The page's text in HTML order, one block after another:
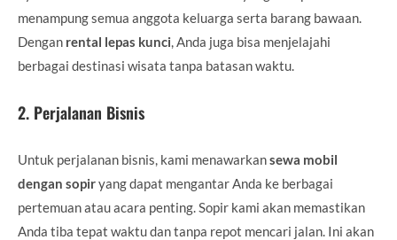
menampung semua anggota keluarga serta barang bawaan.
Dengan rental lepas kunci , Anda juga bisa menjelajahi
berbagai destinasi wisata tanpa batasan waktu.
2. Perjalanan Bisnis
Untuk perjalanan bisnis, kami menawarkansewa mobil
dengan sopiryang dapat mengantar Anda ke berbagai
pertemuan atau acara penting. Sopir kami akan memastikan
Anda tiba tepat waktu dan tanpa repot mencari jalan. Ini akan